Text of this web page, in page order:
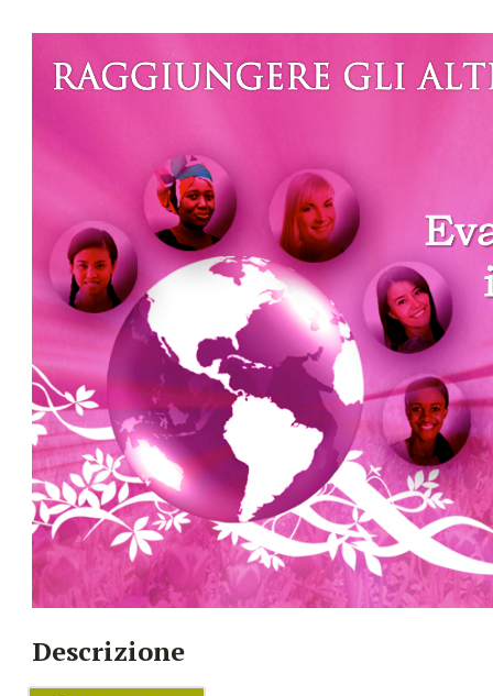
Descrizione